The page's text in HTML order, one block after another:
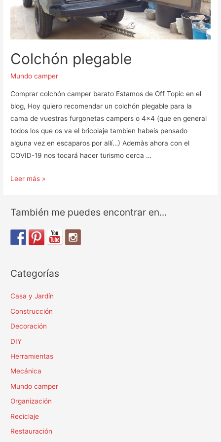
Colchón plegable
Mundo camper
Comprar colchón camper barato Estamos de Off Topic en el
blog, Hoy quiero recomendar un colchón plegable para la
cama de vuestras furgonetas campers o 4×4 (que en general
todos los que os va el bricolaje tambien habeis pensado
alguna vez en escaparos por allí…) Ademàs ahora con el
COVID-19 nos tocará hacer turismo cerca …
Colchón
Leer más »
También me puedes encontrar en...
Categorías
Casa y Jardín
Construcción
Decoración
DIY
Herramientas
Mecánica
Mundo camper
Organización
Reciclaje
Restauración